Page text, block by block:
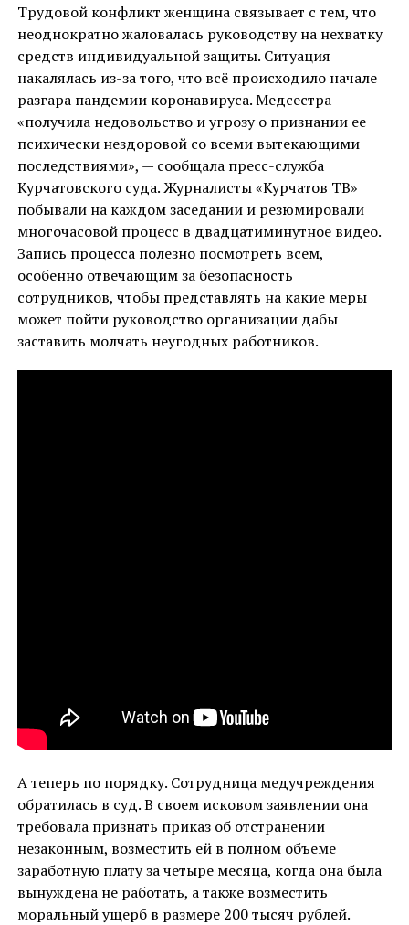
Трудовой конфликт женщина связывает с тем, что
неоднократно жаловалась руководству на нехватку
средств индивидуальной защиты. Ситуация
накалялась из-за того, что всё происходило начале
разгара пандемии коронавируса. Медсестра
«получила недовольство и угрозу о признании ее
психически нездоровой со всеми вытекающими
последствиями», — сообщала пресс-служба
Курчатовского суда. Журналисты «Курчатов ТВ»
побывали на каждом заседании и резюмировали
многочасовой процесс в двадцатиминутное видео.
Запись процесса полезно посмотреть всем,
особенно отвечающим за безопасность
сотрудников, чтобы представлять на какие меры
может пойти руководство организации дабы
заставить молчать неугодных работников.
А теперь по порядку. Сотрудница медучреждения
обратилась в суд. В своем исковом заявлении она
требовала признать приказ об отстранении
незаконным, возместить ей в полном объеме
заработную плату за четыре месяца, когда она была
вынуждена не работать, а также возместить
моральный ущерб в размере 200 тысяч рублей.